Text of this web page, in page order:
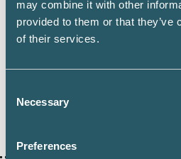
may combine it with other
provided to them or that they’ve
of their services.
Selection
Necessary
Preferences
BOLAGSVERKET